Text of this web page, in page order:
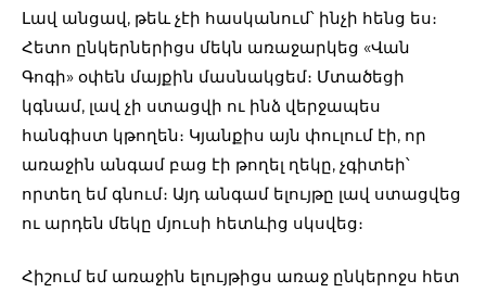
Լավ անցավ, թեև չէի հասկանում՝ ինչի հենց ես։
Հետո ընկերներիցս մեկն առաջարկեց «Վան
Գոգի» օփեն մայքին մասնակցեմ։ Մտածեցի
կգնամ, լավ չի ստացվի ու ինձ վերջապես
հանգիստ կթողեն։ Կյանքիս այն փուլում էի, որ
առաջին անգամ բաց էի թողել ղեկը, չգիտեի՝
որտեղ եմ գնում։ Այդ անգամ ելույթը լավ ստացվեց
ու արդեն մեկը մյուսի հետևից սկսվեց։
Հիշում եմ առաջին ելույթիցս առաջ ընկերոջս հետ